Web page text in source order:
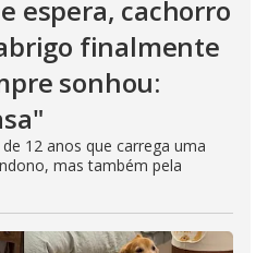
espera, cachorro
finalmente
sonhou:
12 anos que carrega uma
mas também pela